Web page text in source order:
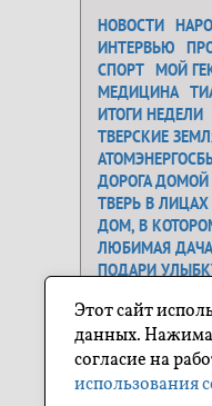
НОВОСТИ
ИНТЕРВЬЮ
СПОРТ МОЙ
МЕДИЦИНА
ИТОГИ НЕДЕЛИ
ТВЕРСКИЕ
ДОРОГА ДОМОЙ
ТВЕРЬ В ЛИЦАХ
ДОМ, В
ЛЮБИМАЯ ДАЧА
ПОДАРИ
САМОЕ
Я ЛЮБЛЮ
ПРОЕКТ
ПУТЕШЕСТВИЕ
Этот сайт
данных.
согласие на
использования